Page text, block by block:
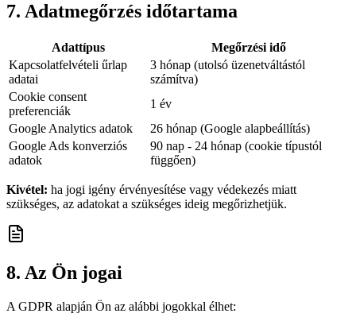
7. Adatmegőrzés időtartama
Adattípus
Megőrzési idő
Kapcsolatfelvételi űrlap
adatai
3 hónap (utolsó üzenetváltástól
számítva)
Cookie consent
preferenciák
1 év
Google Analytics adatok
26 hónap (Google alapbeállítás)
Google Ads konverziós
adatok
90 nap - 24 hónap (cookie típustól
függően)
Kivétel: ha jogi igény érvényesítése vagy védekezés miatt
szükséges, az adatokat a szükséges ideig megőrizhetjük.
8. Az Ön jogai
A GDPR alapján Ön az alábbi jogokkal élhet: